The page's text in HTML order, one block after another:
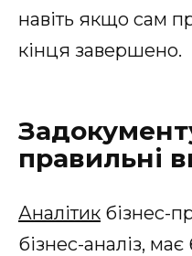
навіть якщо сам
кінця завершено.
правильні
Аналітик бізнес-
бізнес-аналіз,